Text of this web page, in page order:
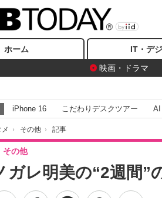
ホーム IT・デ
映画・ドラマ
iPhone 16 こだわりデスクツアー AI
メ › その他 › 記事
ガレ明美の“2週間”
その他